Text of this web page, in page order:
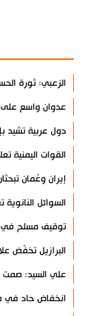
الزعبي: ثورة
عدوان واسع
دول عربية تشيد
القوات اليمنية
إيران وعُمان
السوائل
توقيف مسلح في
البرازيل تخفّض
علي السيد: صمت
انخفاض حاد في